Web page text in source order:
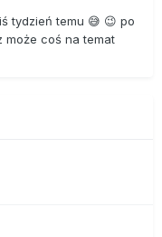
tydzień temu 😅 😉 po
może coś na temat